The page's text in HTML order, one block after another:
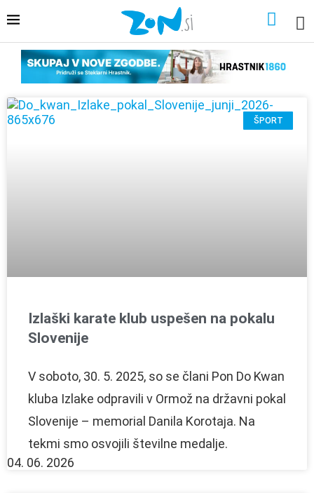
ŠPORT
Izlaški karate klub uspešen na pokalu
Slovenije
V soboto, 30. 5. 2025, so se člani Pon Do Kwan
kluba Izlake odpravili v Ormož na državni pokal
Slovenije – memorial Danila Korotaja. Na
tekmi smo osvojili številne medalje.
04. 06. 2026